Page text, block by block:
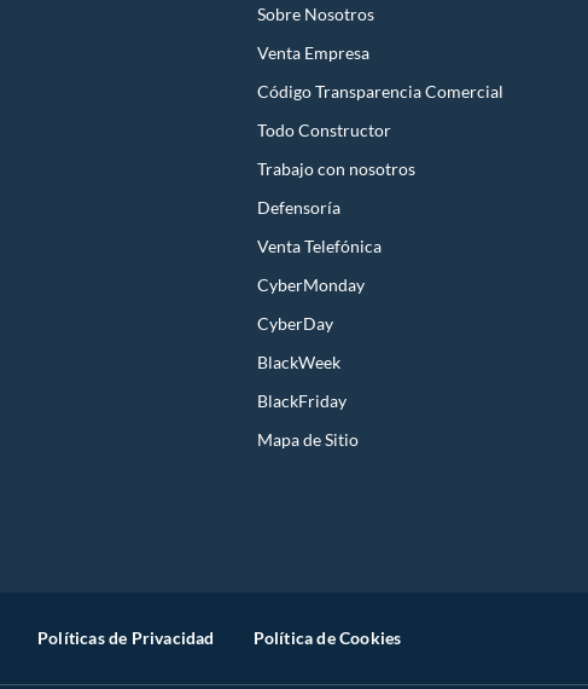
Sobre Nosotros
Venta Empresa
Código Transparencia Comercial
Todo Constructor
Trabajo con nosotros
Defensoría
Venta Telefónica
CyberMonday
CyberDay
BlackWeek
BlackFriday
Mapa de Sitio
Políticas de Privacidad Política de Cookies